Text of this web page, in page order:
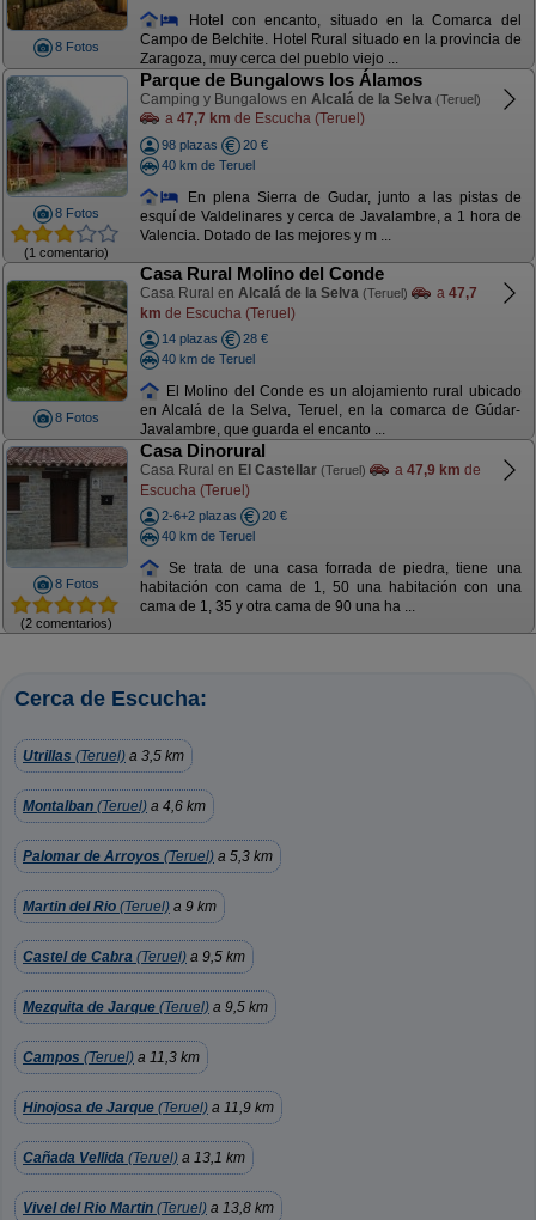
8 Fotos
Hotel con encanto, situado en la Comarca del
Campo de Belchite. Hotel Rural situado en la provincia de
Zaragoza, muy cerca del pueblo viejo ...
8 Fotos
(1 comentario)
Parque de Bungalows los Álamos
Camping y Bungalows en Alcalá de la Selva (Teruel)
a 47,7 km de Escucha (Teruel)
98 plazas
20 €
40 km de Teruel
En plena Sierra de Gudar, junto a las pistas de
esquí de Valdelinares y cerca de Javalambre, a 1 hora de
Valencia. Dotado de las mejores y m ...
8 Fotos
Casa Rural Molino del Conde
Casa Rural en Alcalá de la Selva (Teruel) a 47,7
km de Escucha (Teruel)
14 plazas
28 €
40 km de Teruel
El Molino del Conde es un alojamiento rural ubicado
en Alcalá de la Selva, Teruel, en la comarca de Gúdar-
Javalambre, que guarda el encanto ...
8 Fotos
(2 comentarios)
Casa Dinorural
Casa Rural en El Castellar (Teruel) a 47,9 km de
Escucha (Teruel)
2-6+2 plazas
20 €
40 km de Teruel
Se trata de una casa forrada de piedra, tiene una
habitación con cama de 1, 50 una habitación con una
cama de 1, 35 y otra cama de 90 una ha ...
Cerca de Escucha:
Utrillas (Teruel) a 3,5 km
Montalban (Teruel) a 4,6 km
Palomar de Arroyos (Teruel) a 5,3 km
Martin del Rio (Teruel) a 9 km
Castel de Cabra (Teruel) a 9,5 km
Mezquita de Jarque (Teruel) a 9,5 km
Campos (Teruel) a 11,3 km
Hinojosa de Jarque (Teruel) a 11,9 km
Cañada Vellida (Teruel) a 13,1 km
Vivel del Rio Martin (Teruel) a 13,8 km